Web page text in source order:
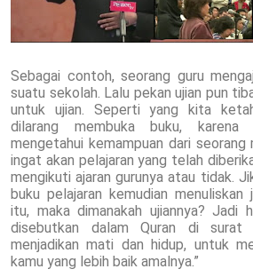
Sebagai contoh, seorang guru
suatu sekolah. Lalu pekan ujian pun
untuk ujian. Seperti yang kita
dilarang membuka buku,
mengetahui kemampuan dari seorang
ingat akan pelajaran yang telah
mengikuti ajaran gurunya atau tidak.
buku pelajaran kemudian menuliskan
itu, maka dimanakah ujiannya? Jadi
disebutkan dalam Quran di surat
menjadikan mati dan hidup, untuk
kamu yang lebih baik amalnya.”